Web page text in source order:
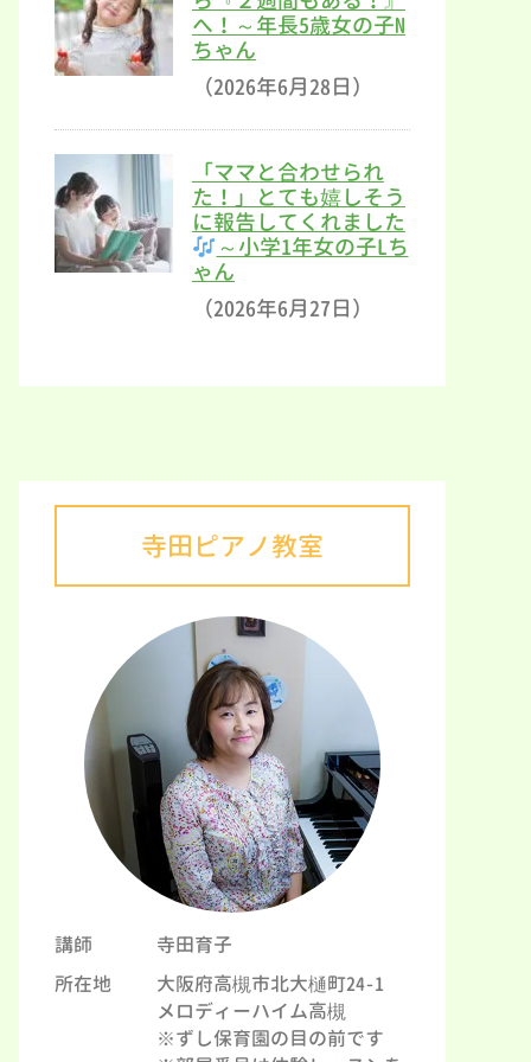
へ！～年長5歳女の子N
ちゃん
（2026年6月28日）
「ママと合わせられ
た！」とても嬉しそう
に報告してくれました
～小学1年女の子Lち
ゃん
（2026年6月27日）
寺田ピアノ教室
講師
寺田育子
所在地
大阪府高槻市北大樋町24-1
メロディーハイム高槻
※ずし保育園の目の前です